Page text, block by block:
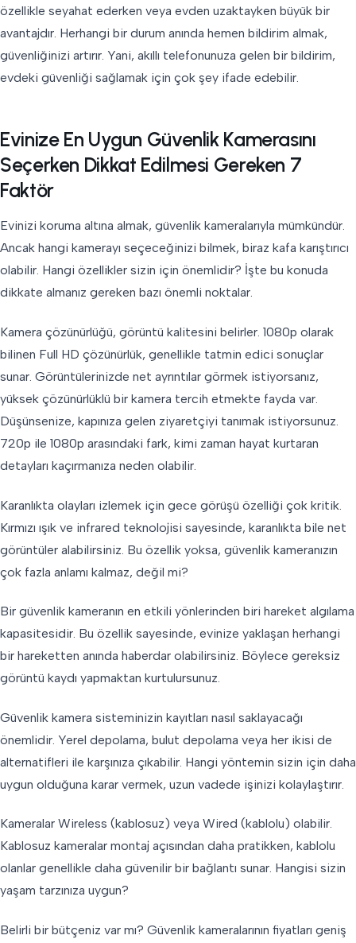
özellikle seyahat ederken veya evden uzaktayken büyük bir
avantajdır. Herhangi bir durum anında hemen bildirim almak,
güvenliğinizi artırır. Yani, akıllı telefonunuza gelen bir bildirim,
evdeki güvenliği sağlamak için çok şey ifade edebilir.
Evinize En Uygun Güvenlik Kamerasını
Seçerken Dikkat Edilmesi Gereken 7
Faktör
Evinizi koruma altına almak, güvenlik kameralarıyla mümkündür.
Ancak hangi kamerayı seçeceğinizi bilmek, biraz kafa karıştırıcı
olabilir. Hangi özellikler sizin için önemlidir? İşte bu konuda
dikkate almanız gereken bazı önemli noktalar.
Kamera çözünürlüğü, görüntü kalitesini belirler. 1080p olarak
bilinen Full HD çözünürlük, genellikle tatmin edici sonuçlar
sunar. Görüntülerinizde net ayrıntılar görmek istiyorsanız,
yüksek çözünürlüklü bir kamera tercih etmekte fayda var.
Düşünsenize, kapınıza gelen ziyaretçiyi tanımak istiyorsunuz.
720p ile 1080p arasındaki fark, kimi zaman hayat kurtaran
detayları kaçırmanıza neden olabilir.
Karanlıkta olayları izlemek için gece görüşü özelliği çok kritik.
Kırmızı ışık ve infrared teknolojisi sayesinde, karanlıkta bile net
görüntüler alabilirsiniz. Bu özellik yoksa, güvenlik kameranızın
çok fazla anlamı kalmaz, değil mi?
Bir güvenlik kameranın en etkili yönlerinden biri hareket algılama
kapasitesidir. Bu özellik sayesinde, evinize yaklaşan herhangi
bir hareketten anında haberdar olabilirsiniz. Böylece gereksiz
görüntü kaydı yapmaktan kurtulursunuz.
Güvenlik kamera sisteminizin kayıtları nasıl saklayacağı
önemlidir. Yerel depolama, bulut depolama veya her ikisi de
alternatifleri ile karşınıza çıkabilir. Hangi yöntemin sizin için daha
uygun olduğuna karar vermek, uzun vadede işinizi kolaylaştırır.
Kameralar Wireless (kablosuz) veya Wired (kablolu) olabilir.
Kablosuz kameralar montaj açısından daha pratikken, kablolu
olanlar genellikle daha güvenilir bir bağlantı sunar. Hangisi sizin
yaşam tarzınıza uygun?
Belirli bir bütçeniz var mı? Güvenlik kameralarının fiyatları geniş